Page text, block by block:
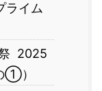
ライム
2025
➀）